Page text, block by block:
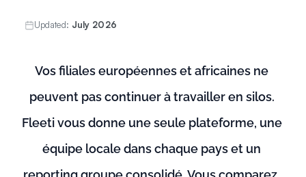
Updated: July 2026
Vos filiales européennes et africaines ne
peuvent pas continuer à travailler en silos.
Fleeti vous donne une seule plateforme, une
équipe locale dans chaque pays et un